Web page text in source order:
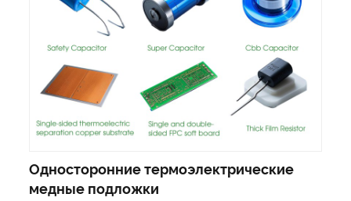
Односторонние термоэлектрические
медные подложки